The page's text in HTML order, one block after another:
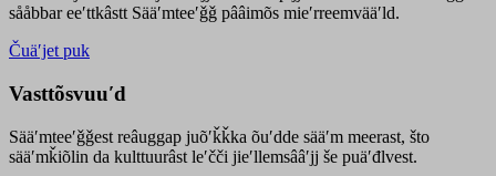
sååbbar eeʹttkâstt Sääʹmteeʹǧǧ pââimõs mieʹrreemvääʹld.
Čuäʹjet puk
Vasttõsvuuʹd
Sääʹmteeʹǧǧest reâuggap juõʹǩǩka õuʹdde sääʹm meerast, što
sääʹmǩiõlin da kulttuurâst leʹčči jieʹllemsââʹjj še puäʹđlvest.